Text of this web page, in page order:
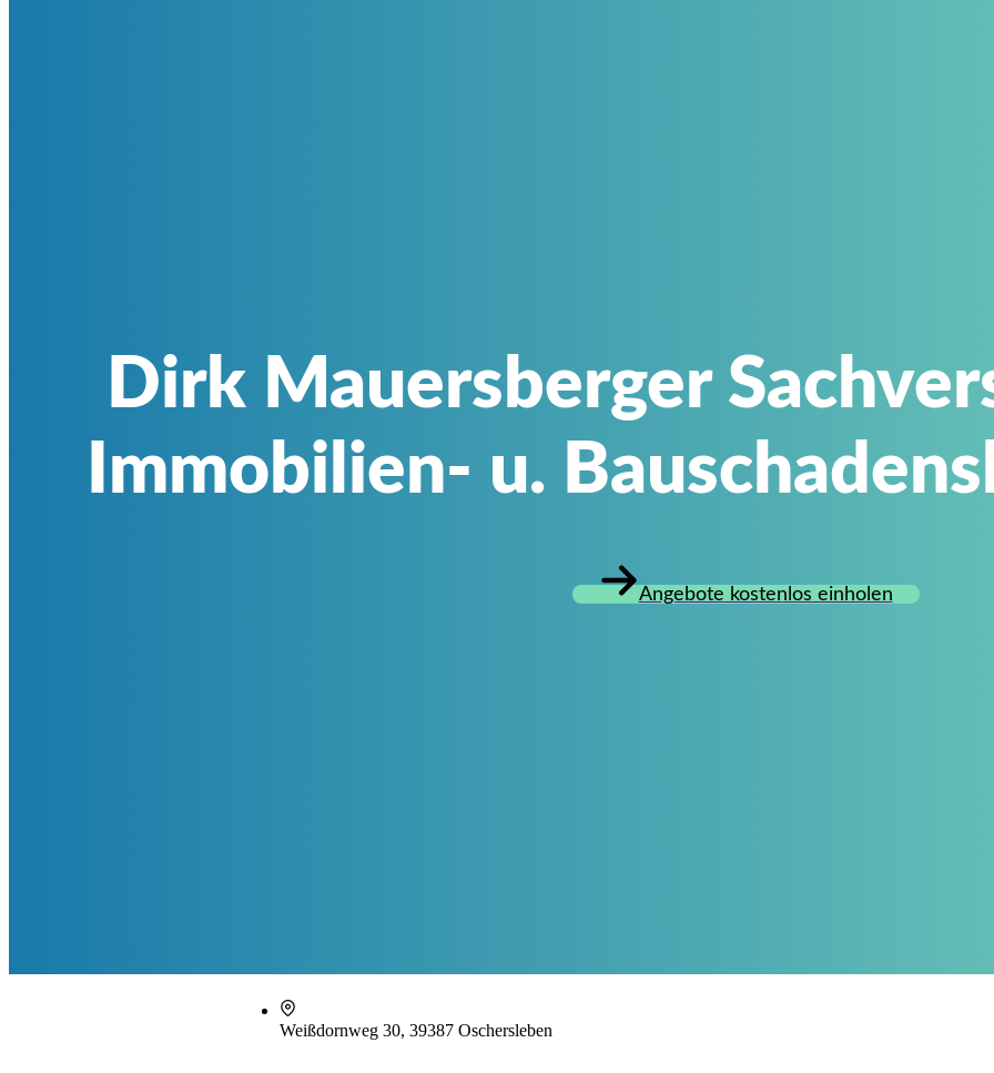
Dirk Mauersberger
Immobilien- u.
Angebote kostenlos einholen
Weißdornweg 30, 39387 Oschersleben